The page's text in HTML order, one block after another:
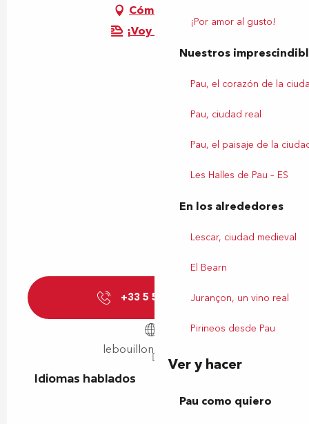
¡Por amor al gusto!
Nuestros
Pau, el corazón de la
Pau, ciudad real
Pau, el paisaje de la
Les Halles de Pau – ES
En los alrededores
Lescar, ciudad medieval
El Bearn
Jurançon, un vino real
Pirineos desde Pau
Ver y hacer
Pau como quiero
Cómo llegar
¡Voy en tren!
+33 5 59 33 71▒▒
lebouillonbearnais.fr
Idiomas hablados
Idiomas hablados